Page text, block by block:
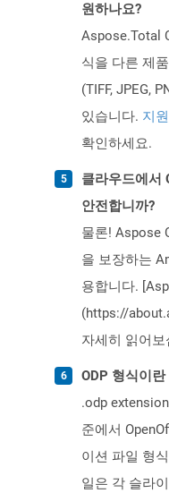
원하나요?
Aspose.Total
식을 다른 제
(TIFF, JPEG,
있습니다. 지
확인하세요.
클라우드에서
안전합니까?
물론! Aspose
을 보장하는
용합니다.
(https://
자세히 읽어보
ODP 형식이
.odp
준에서
이션 파일 형
일은 각 슬라